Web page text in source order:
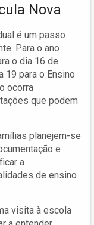
Nova
é um passo
Para o ano
o dia 16 de
19 para o Ensino
ocorra
que podem
planejem-se
e
a
de ensino
visita à escola